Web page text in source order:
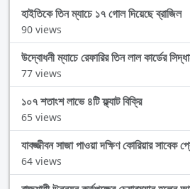
হাইতিকে তিন ম্যাচে ১৭ গোল দিয়েছে ব্রাজিল
90 views
উদ্বোধনী ম্যাচে রেফারির তিন লাল কার্ডের
77 views
১০৭ শতাংশ লাভে ৪টি ফ্ল্যাট বিক্রি
65 views
যাবজ্জীবন সাজা পাওয়া দক্ষিণ কোরিয়ার সাবেক
64 views